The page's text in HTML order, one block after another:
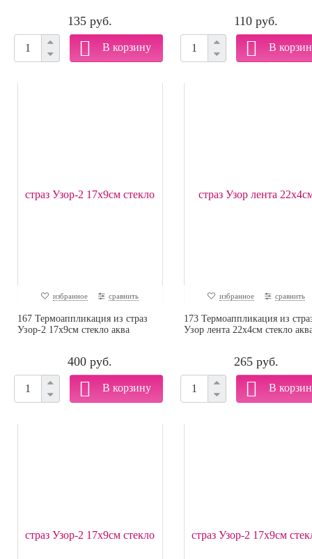
135 руб. 110 руб.
избранное сравнить
167 Термоаппликация из страз
Узор-2 17х9см стекло аква
400 руб.
избранное сравнить
173 Термоаппликация из
Узор лента 22х4см стекло
265 руб.